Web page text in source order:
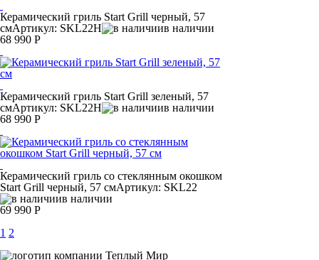
Керамический гриль Start Grill черный, 57
смАртикул: SKL22H
в наличии
68 990 Р
Керамический гриль Start Grill зеленый, 57
смАртикул: SKL22H
в наличии
68 990 Р
Керамический гриль со стеклянным окошком
Start Grill черный, 57 смАртикул: SKL22
в наличии
69 990 Р
1 2